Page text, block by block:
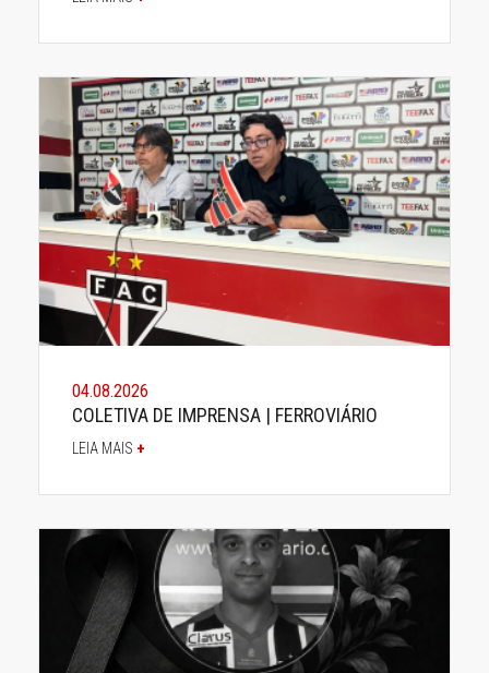
04.08.2026
COLETIVA DE IMPRENSA | FERROVIÁRIO
LEIA MAIS +